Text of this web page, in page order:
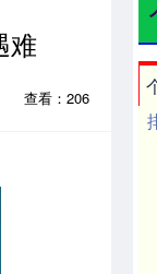
难
查看：206